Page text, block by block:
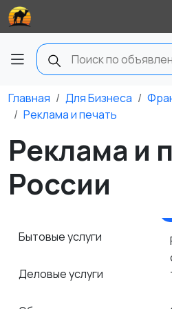
Главная Для Бизнеса
Реклама и печать
Реклама и
России
Бытовые услуги
Деловые услуги